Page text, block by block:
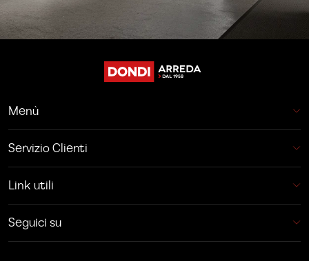
Menù
Servizio Clienti
Link utili
Seguici su